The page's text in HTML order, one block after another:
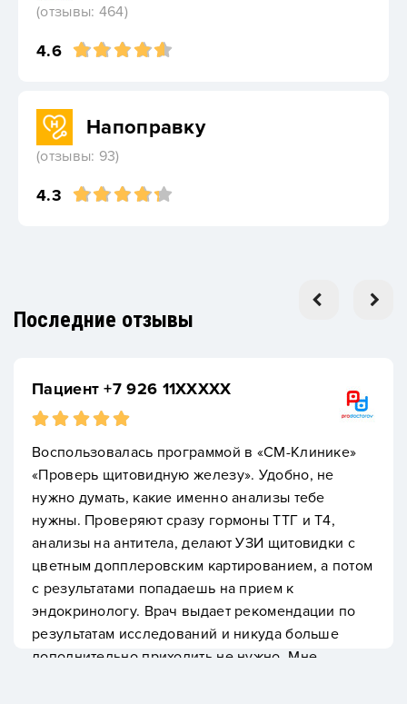
(отзывы: 464)
4.6
Напоправку
(отзывы: 93)
4.3
Последние отзывы
Пациент +7 926 11XXXXX
Воспользовалась программой в «СМ-Клинике»
«Проверь щитовидную железу». Удобно, не
нужно думать, какие именно анализы тебе
нужны. Проверяют сразу гормоны ТТГ и Т4,
анализы на антитела, делают УЗИ щитовидки с
цветным допплеровским картированием, а потом
с результатами попадаешь на прием к
эндокринологу. Врач выдает рекомендации по
результатам исследований и никуда больше
дополнительно приходить не нужно. Мне